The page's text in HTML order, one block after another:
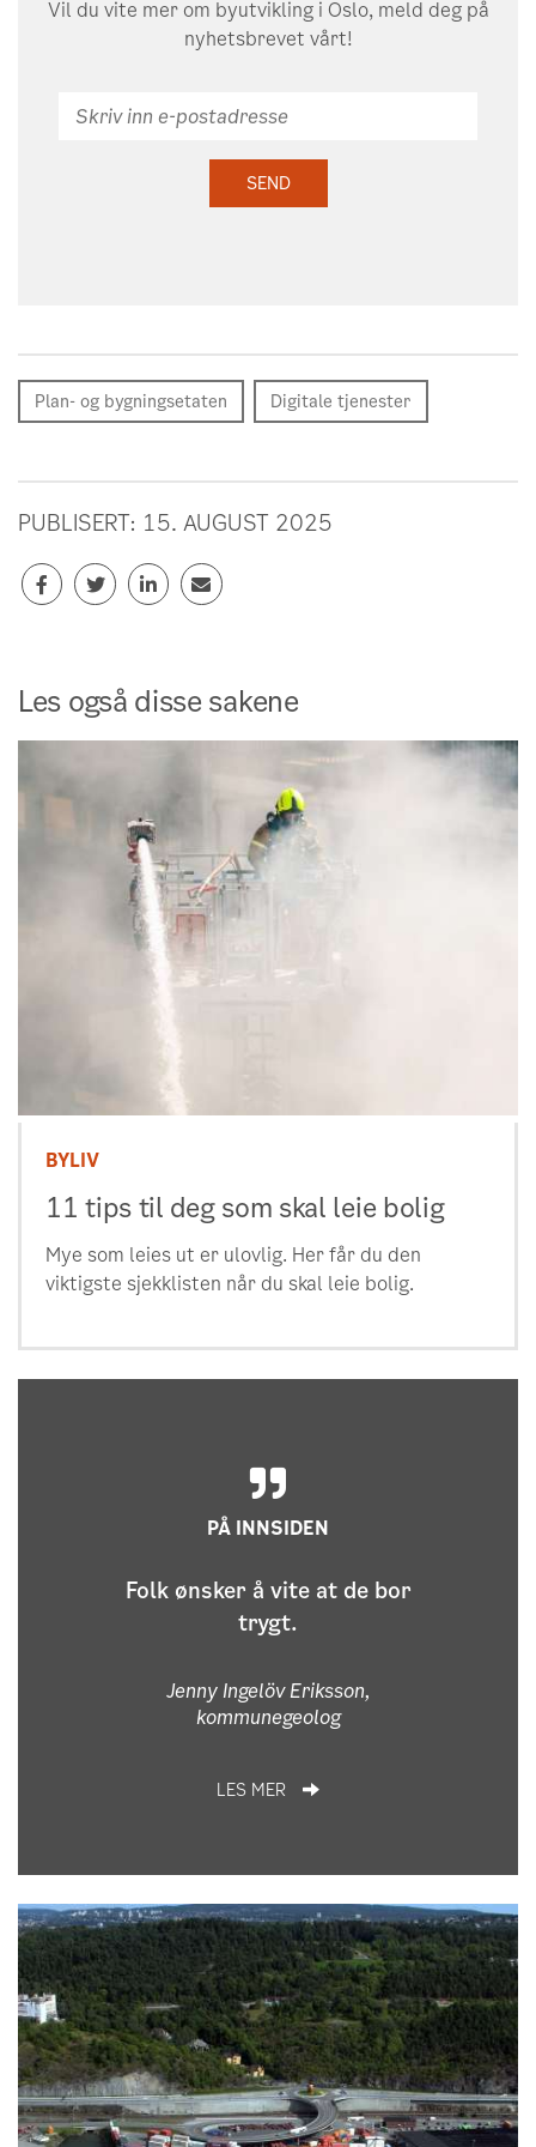
Vil du vite mer om byutvikling i Oslo, meld deg på
nyhetsbrevet vårt!
Skriv
inn
SEND
Plan- og bygningsetaten Digitale tjenester
PUBLISERT: 15. AUGUST 2025
Les også disse sakene
BYLIV
11 tips til deg som skal leie bolig
Mye som leies ut er ulovlig. Her får du den
viktigste sjekklisten når du skal leie bolig.
PÅ INNSIDEN
Folk ønsker å vite at de bor
trygt.
Jenny Ingelöv Eriksson,
kommunegeolog
LES MER